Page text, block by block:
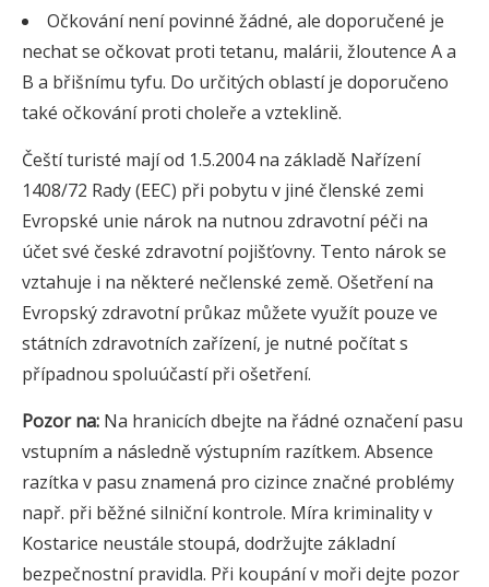
Očkování není povinné žádné, ale doporučené je
nechat se očkovat proti tetanu, malárii, žloutence A a
B a břišnímu tyfu. Do určitých oblastí je doporučeno
také očkování proti choleře a vzteklině.
Čeští turisté mají od 1.5.2004 na základě Nařízení
1408/72 Rady (EEC) při pobytu v jiné členské zemi
Evropské unie nárok na nutnou zdravotní péči na
účet své české zdravotní pojišťovny. Tento nárok se
vztahuje i na některé nečlenské země. Ošetření na
Evropský zdravotní průkaz můžete využít pouze ve
státních zdravotních zařízení, je nutné počítat s
případnou spoluúčastí při ošetření.
Pozor na: Na hranicích dbejte na řádné označení pasu
vstupním a následně výstupním razítkem. Absence
razítka v pasu znamená pro cizince značné problémy
např. při běžné silniční kontrole. Míra kriminality v
Kostarice neustále stoupá, dodržujte základní
bezpečnostní pravidla. Při koupání v moři dejte pozor